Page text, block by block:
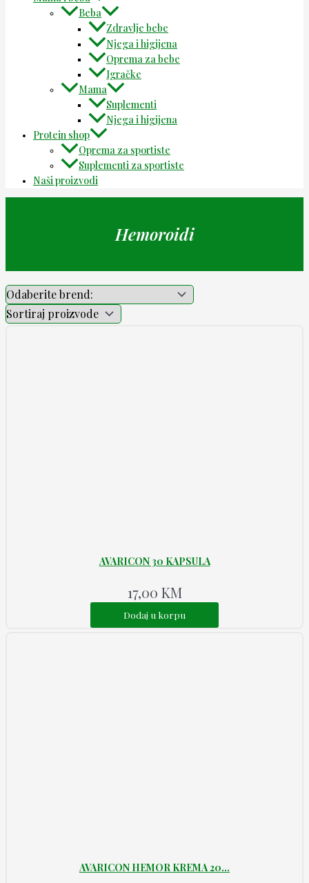
Beba
Zdravlje bebe
Njega i higijena
Oprema za bebe
Igračke
Mama
Suplementi
Njega i higijena
Protein shop
Oprema za sportiste
Suplementi za sportiste
Naši proizvodi
Hemoroidi
AVARICON 30 KAPSULA
17,00 KM
Dodaj u korpu
AVARICON HEMOR KREMA 20...